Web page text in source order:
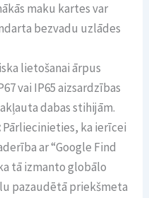
maku kartes var
bezvadu uzlādes
lietošanai ārpus
vai IP65 aizsardzības
dabas stihijām.
Pārliecinieties, ka ierīcei
ar “Google Find
tā izmanto globālo
pazaudētā priekšmeta